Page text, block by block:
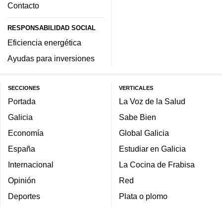
Contacto
RESPONSABILIDAD SOCIAL
Eficiencia energética
Ayudas para inversiones
SECCIONES
Portada
Galicia
Economía
España
Internacional
Opinión
Deportes
VERTICALES
La Voz de la Salud
Sabe Bien
Global Galicia
Estudiar en Galicia
La Cocina de Frabisa
Red
Plata o plomo